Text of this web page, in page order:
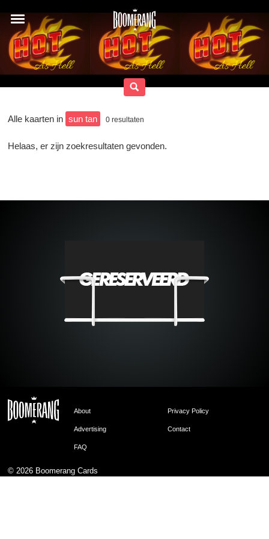
Alle kaarten in sun tan 0 resultaten
Helaas, er zijn zoekresultaten gevonden.
About Privacy Policy
Advertising Contact
FAQ
© 2026 Boomerang Cards